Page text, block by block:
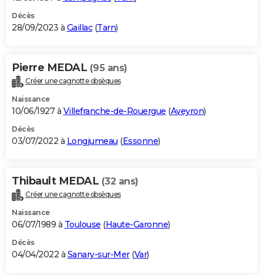
Décès
28/09/2023 à Gaillac(Tarn)
Pierre MEDAL (95 ans)
Créer une cagnotte obsèques
Naissance
10/06/1927 à Villefranche-de-Rouergue (Aveyron)
Décès
03/07/2022 à Longjumeau (Essonne)
Thibault MEDAL (32 ans)
Créer une cagnotte obsèques
Naissance
06/07/1989 à Toulouse (Haute-Garonne)
Décès
04/04/2022 à Sanary-sur-Mer(Var)